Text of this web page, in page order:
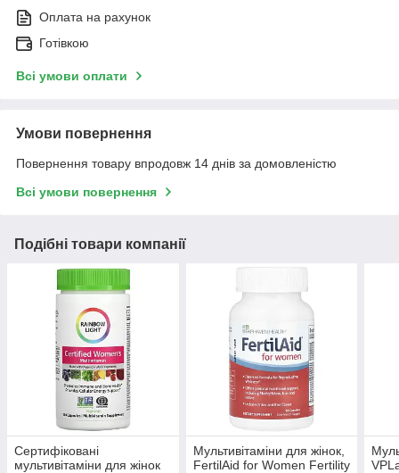
Оплата на рахунок
Готівкою
Всі умови оплати
Умови повернення
Повернення товару впродовж 14 днів за домовленістю
Всі умови повернення
Подібні товари компанії
Сертифіковані
мультивітаміни для жінок
Мультивітаміни для жінок,
FertilAid for Women Fertility